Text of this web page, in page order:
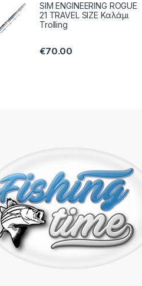
SIM ENGINEERING ROGUE
21 TRAVEL SIZE Καλάμι
Trolling
€70.00